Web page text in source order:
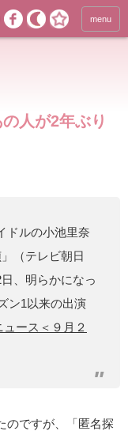
menu
人が2年ぶり
ドルの小池里奈
（テレビ朝日
、明らかになっ
ン1以来の出演
ュース＜９月２
のですが、「匿名探